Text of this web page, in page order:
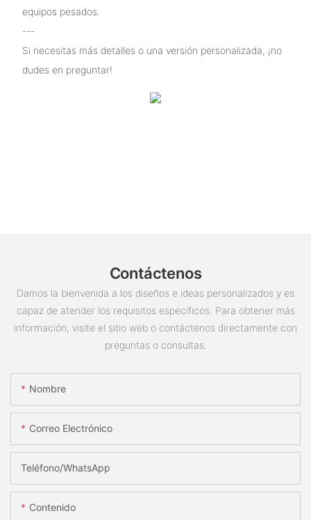
equipos pesados.
---
Si necesitas más detalles o una versión personalizada, ¡no
dudes en preguntar!
Contáctenos
Damos la bienvenida a los diseños e ideas personalizados y es
capaz de atender los requisitos específicos. Para obtener más
información, visite el sitio web o contáctenos directamente con
preguntas o consultas.
Nombre
Correo Electrónico
Teléfono/WhatsApp
Contenido